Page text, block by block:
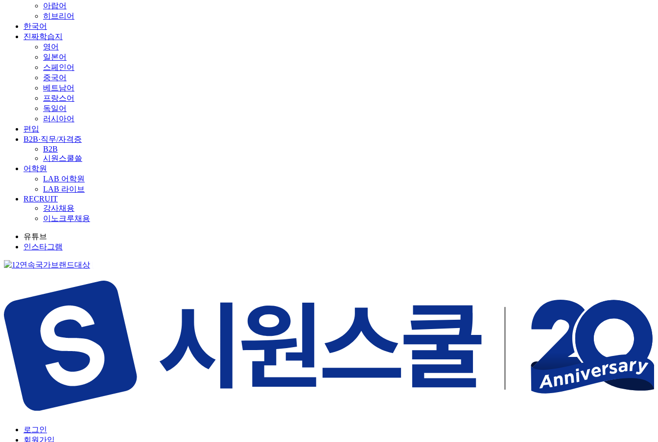
아랍어
히브리어
한국어
진짜학습지
영어
일본어
스페인어
중국어
베트남어
프랑스어
독일어
러시아어
편입
B2B·직무/자격증
B2B
시원스쿨쓸
어학원
LAB 어학원
LAB 라이브
RECRUIT
강사채용
이노크루채용
유튜브
인스타그램
로그인
회원가입